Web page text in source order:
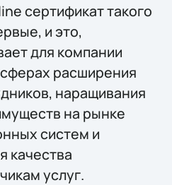
сертификат такого
и это,
для компании
расширения
наращивания
на рынке
систем и
качества
услуг.